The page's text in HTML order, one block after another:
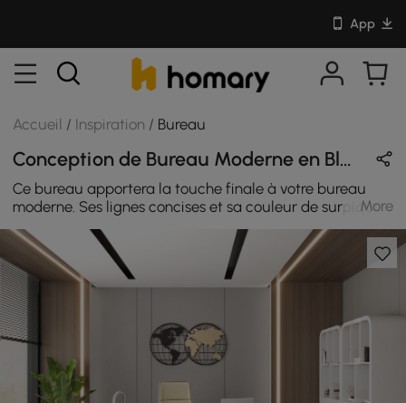
App
Accueil / Inspiration / Bureau
Conception de Bureau Moderne en Blanc & Noir avec En Bois / Métal / Cuir
Ce bureau apportera la touche finale à votre bureau
moderne. Ses lignes concises et sa couleur de surpiqûre
en noir et blanc font de votre bureau un design original
Idéale pour votre salon, votre chambre ou votre bureau à
domicile, cette bibliothèque dispose de cinq étagères
avec 2 tiroirs et 2 portes, ce qui offre suffisamment de
place pour des livres, des plantes, des vases et plus
encore. Elle est fabriquée en MDF et cette bibliothèque
est finie dans une teinte blanche brillante, ce qui lui
confère une esthétique simple et élégante.
More